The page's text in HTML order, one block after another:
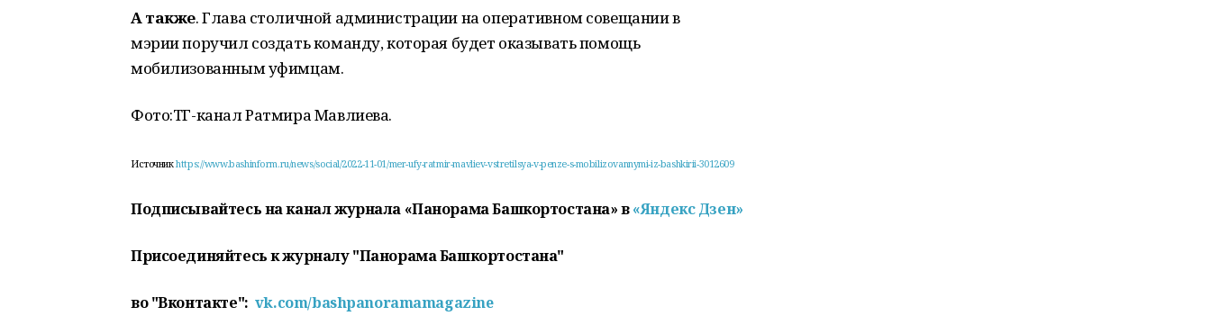
А также. Глава столичной администрации на оперативном совещании в
мэрии поручил создать команду, которая будет оказывать помощь
мобилизованным уфимцам.
Фото:ТГ-канал Ратмира Мавлиева.
Источникhttps://www.bashinform.ru/news/social/2022-11-01/mer-ufy-ratmir-mavliev-vstretilsya-v-penze-s-mobilizovannymi-iz-bashkirii-3012609
Подписывайтесь на канал журнала «Панорама Башкортостана» в«Яндекс Дзен»
Присоединяйтесь к журналу "Панорама Башкортостана"
во "Вконтакте": vk.com/bashpanoramamagazine